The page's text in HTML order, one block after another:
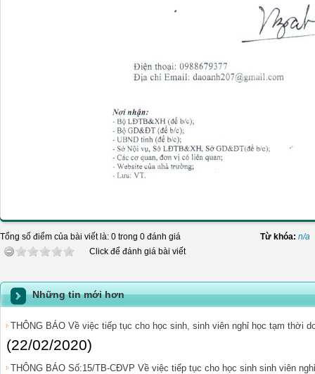
Tổng số điểm của bài viết là: 0 trong 0 đánh giá
Click để đánh giá bài viết
Từ khóa: n/a
Những tin mới hơn
THÔNG BÁO Về việc tiếp tục cho học sinh, sinh viên nghỉ học tạm thời
(22/02/2020)
THÔNG BÁO Số:15/TB-CĐVP Về việc tiếp tục cho học sinh sinh viên